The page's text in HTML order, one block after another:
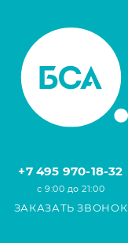
+7 495 970-18-32
с 9:00 до 21:00
ЗАКАЗАТЬ ЗВОНОК